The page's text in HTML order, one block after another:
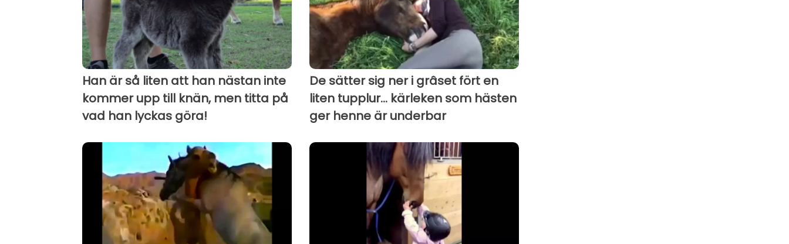
Han är så liten att han nästan inte
kommer upp till knän, men titta på
vad han lyckas göra!
De sätter sig ner i grâset fört en
liten tupplur... kärleken som hästen
ger henne är underbar